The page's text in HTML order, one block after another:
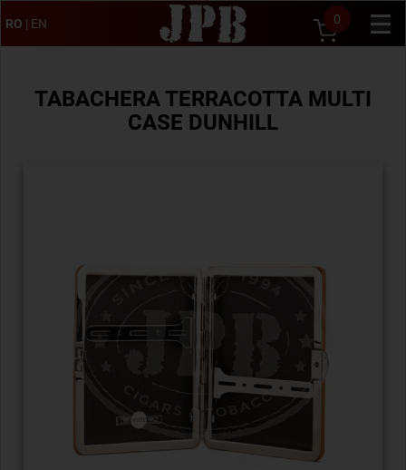
RO | EN 0
TABACHERA TERRACOTTA MULTI
CASE DUNHILL